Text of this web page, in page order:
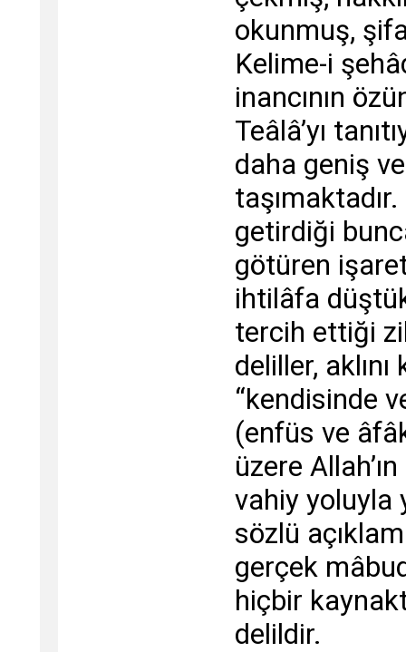
okunmuş,
Kelime-i
inancının
Teâlâ’yı
daha geniş
getirdiği
götüren
ihtilâfa
tercih ettiği
deliller,
“kendisinde
(enfüs ve
üzere
vahiy yoluyla
sözlü
gerçek
hiçbir
delildir.